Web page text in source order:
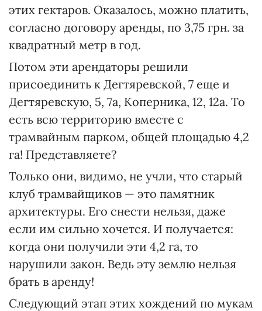
этих гектаров. Оказалось, можно платить,
согласно договору аренды, по 3,75 грн. за
квадратный метр в год.
Потом эти арендаторы решили
присоединить к Дегтяревской, 7 еще и
Дегтяревскую, 5, 7а, Коперника, 12, 12а. То
есть всю территорию вместе с
трамвайным парком, общей площадью 4,2
га! Пред­ставляете?
Только они, видимо, не учли, что старый
клуб трамвайщиков — это памятник
архитектуры. Его снести нельзя, даже
если им сильно хочется. И получается:
когда они получили эти 4,2 га, то
нарушили закон. Ведь эту землю нельзя
брать в аренду!
Следующий этап этих хождений по мукам